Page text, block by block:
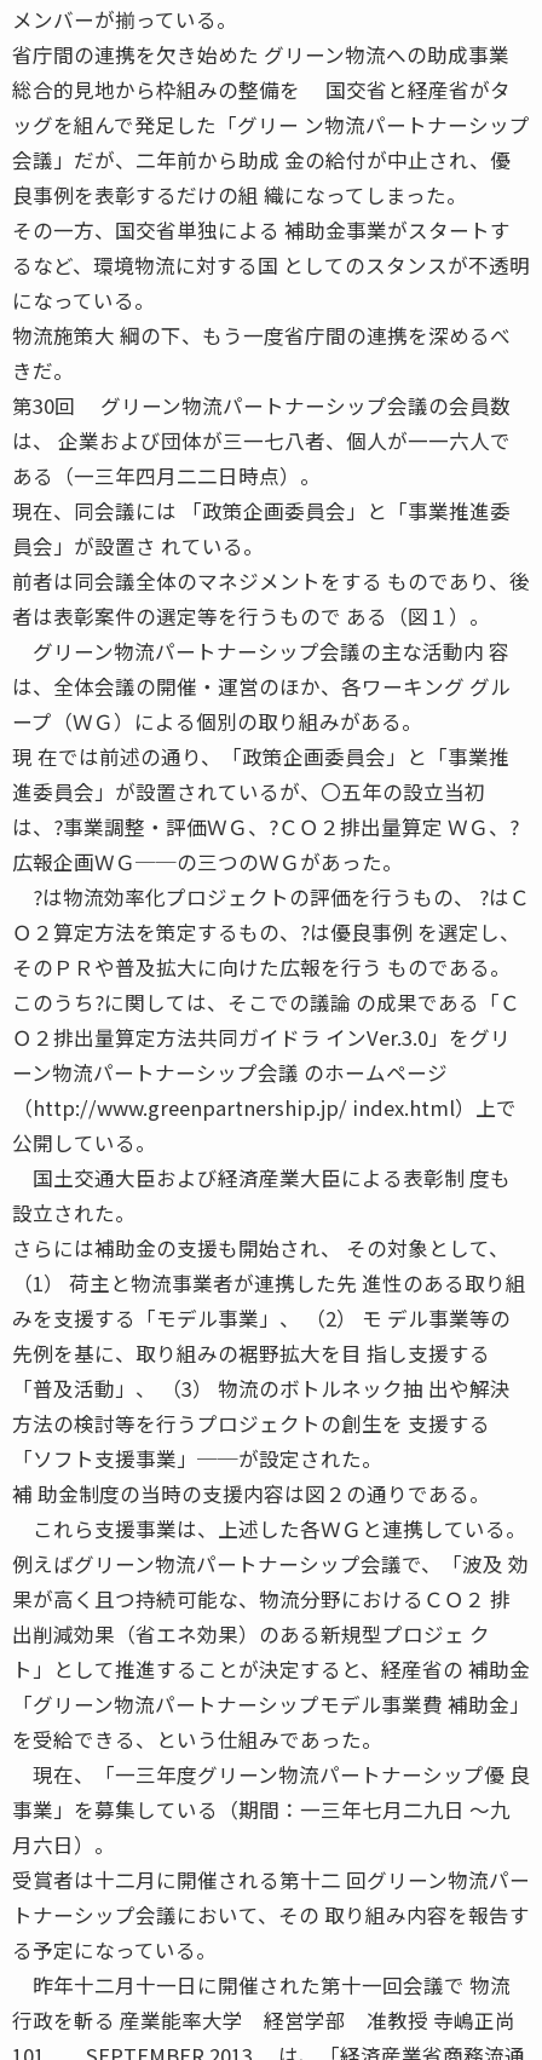
メンバーが揃っている。
省庁間の連携を欠き始めた グリーン物流への助成事業
総合的見地から枠組みの整備を 国交省と経産省がタ
ッグを組んで発足した「グリー ン物流パートナーシップ
会議」だが、二年前から助成 金の給付が中止され、優
良事例を表彰するだけの組 織になってしまった。
その一方、国交省単独による 補助金事業がスタートす
るなど、環境物流に対する国 としてのスタンスが不透明
になっている。
物流施策大 綱の下、もう一度省庁間の連携を深めるべ
きだ。
第30回 グリーン物流パートナーシップ会議の会員数
は、 企業および団体が三一七八者、個人が一一六人で
ある（一三年四月二二日時点）。
現在、同会議には 「政策企画委員会」と「事業推進委
員会」が設置さ れている。
前者は同会議全体のマネジメントをする ものであり、後
者は表彰案件の選定等を行うもので ある（図１）。
グリーン物流パートナーシップ会議の主な活動内 容
は、全体会議の開催・運営のほか、各ワーキング グル
ープ（ＷＧ）による個別の取り組みがある。
現 在では前述の通り、「政策企画委員会」と「事業推
進委員会」が設置されているが、〇五年の設立当初
は、?事業調整・評価ＷＧ、?ＣＯ２排出量算定 ＷＧ、?
広報企画ＷＧ──の三つのＷＧがあった。
?は物流効率化プロジェクトの評価を行うもの、 ?はＣ
Ｏ２算定方法を策定するもの、?は優良事例 を選定し、
そのＰＲや普及拡大に向けた広報を行う ものである。
このうち?に関しては、そこでの議論 の成果である「Ｃ
Ｏ２排出量算定方法共同ガイドラ インVer.3.0」をグリ
ーン物流パートナーシップ会議 のホームページ
（http://www.greenpartnership.jp/ index.html）上で
公開している。
国土交通大臣および経済産業大臣による表彰制 度も
設立された。
さらには補助金の支援も開始され、 その対象として、
（1） 荷主と物流事業者が連携した先 進性のある取り組
みを支援する「モデル事業」、 （2） モ デル事業等の
先例を基に、取り組みの裾野拡大を目 指し支援する
「普及活動」、 （3） 物流のボトルネック抽 出や解決
方法の検討等を行うプロジェクトの創生を 支援する
「ソフト支援事業」──が設定された。
補 助金制度の当時の支援内容は図２の通りである。
これら支援事業は、上述した各ＷＧと連携している。
例えばグリーン物流パートナーシップ会議で、「波及 効
果が高く且つ持続可能な、物流分野におけるＣＯ２ 排
出削減効果（省エネ効果）のある新規型プロジェ ク
ト」として推進することが決定すると、経産省の 補助金
「グリーン物流パートナーシップモデル事業費 補助金」
を受給できる、という仕組みであった。
現在、「一三年度グリーン物流パートナーシップ優 良
事業」を募集している（期間：一三年七月二九日 〜九
月六日）。
受賞者は十二月に開催される第十二 回グリーン物流パー
トナーシップ会議において、その 取り組み内容を報告す
る予定になっている。
昨年十二月十一日に開催された第十一回会議で 物流
行政を斬る 産業能率大学 経営学部 准教授 寺嶋正尚